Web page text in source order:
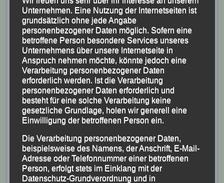
nach 2:02:47 Stunden stehen.
Unternehmen. Eine Nutzung der Internetseiten ist
grundsätzlich ohne jede Angabe
personenbezogener Daten möglich. Sofern eine
betroffene Person besondere Services unseres
Unternehmens über unsere Internetseite in
Anspruch nehmen möchte, könnte jedoch eine
Verarbeitung personenbezogener Daten
erforderlich werden. Ist die Verarbeitung
personenbezogener Daten erforderlich und
besteht für eine solche Verarbeitung keine
gesetzliche Grundlage, holen wir generell eine
Einwilligung der betroffenen Person ein.
Die Verarbeitung personenbezogener Daten,
beispielsweise des Namens, der Anschrift, E-Mail-
Adresse oder Telefonnummer einer betroffenen
Person, erfolgt stets im Einklang mit der
Datenschutz-Grundverordnung und in